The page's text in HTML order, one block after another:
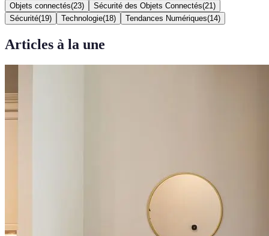
Objets connectés(23) Sécurité des Objets Connectés(21 )
Sécurité(19) Technologie(18) Tendances Numériques(14)
Articles à la une